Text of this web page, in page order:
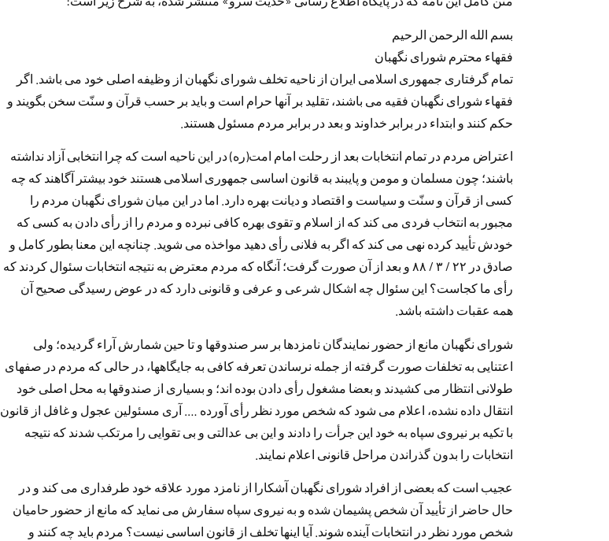
بسم الله الرحمن الرحیم
فقهاء محترم شورای نگهبان
تمام گرفتاری جمهوری اسلامی ایران از ناحیه تخلف شورای نگهبان از وظیفه اصلی خود می باشد. اگر
فقهاء شورای نگهبان فقیه می باشند، تقلید بر آنها حرام است و باید بر حسب قرآن و سنّت سخن بگویند و
حکم کنند و ابتداء در برابر خداوند و بعد در برابر مردم مسئول هستند.
اعتراض مردم در تمام انتخابات بعد از رحلت امام امت(ره) در این ناحیه است که چرا انتخابی آزاد نداشته
باشند؛ چون مسلمان و مومن و پایبند به قانون اساسی جمهوری اسلامی هستند خود بیشتر آگاهند که چه
کسی از قرآن و سنّت و سیاست و اقتصاد و دیانت بهره دارد. اما در این میان شورای نگهبان مردم را
مجبور به انتخاب فردی می کند که از اسلام و تقوی بهره کافی نبرده و مردم را از رأی دادن به کسی که
خودش تأیید کرده نهی می کند که اگر به فلانی رأی دهید مواخذه می شوید. چنانچه این معنا بطور کامل و
صادق در ۲۲ / ۳ / ۸۸ و بعد از آن صورت گرفت؛ آنگاه که مردم معترض به نتیجه انتخابات سئوال کردند که
رأی ما کجاست؟ این سئوال چه اشکال شرعی و عرفی و قانونی دارد که در عوض رسیدگی صحیح آن
همه عقبات داشته باشد.
شورای نگهبان مانع از حضور نمایندگان نامزدها بر سر صندوقها و تا حین شمارش آراء گردیده؛ ولی
اعتنایی به تخلفات صورت گرفته از جمله نرساندن تعرفه کافی به جایگاهها، در حالی که مردم در صفهای
طولانی انتظار می کشیدند و بعضا مشغول رأی دادن بوده اند؛ و بسیاری از صندوقها به محل اصلی خود
انتقال داده نشده، اعلام می شود که شخص مورد نظر رأی آورده …. آری مسئولین عجول و غافل از قانون
با تکیه بر نیروی سپاه به خود این جرأت را دادند و این بی عدالتی و بی تقوایی را مرتکب شدند که نتیجه
انتخابات را بدون گذراندن مراحل قانونی اعلام نمایند.
عجیب است که بعضی از افراد شورای نگهبان آشکارا از نامزد مورد علاقه خود طرفداری می کند و در
حال حاضر از تأیید آن شخص پشیمان شده و به نیروی سپاه سفارش می نماید که مانع از حضور حامیان
شخص مورد نظر در انتخابات آینده شوند. آیا اینها تخلف از قانون اساسی نیست؟ مردم باید چه کنند و